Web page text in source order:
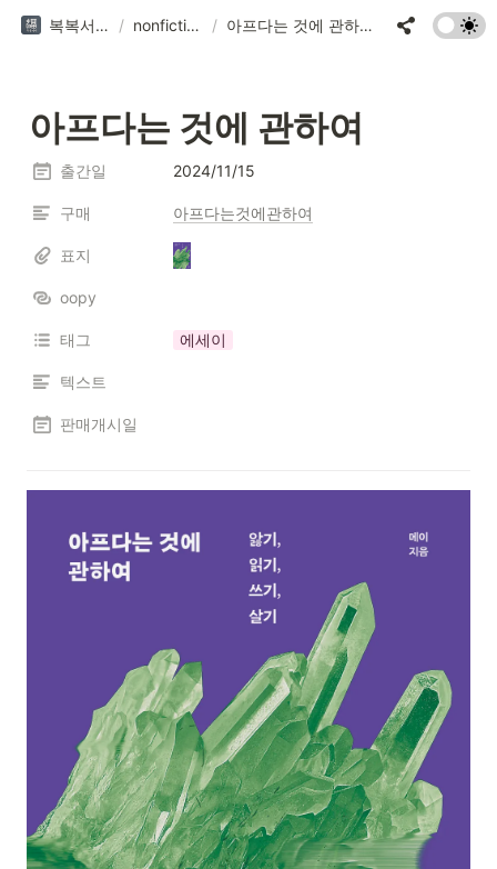
복복서가 / nonfiction / 아프다는 것에 관하여
아프다는 것에 관하여
출간일 2024/11/15
구매 아프다는것에관하여
표지
oopy
태그 에세이
텍스트
판매개시일